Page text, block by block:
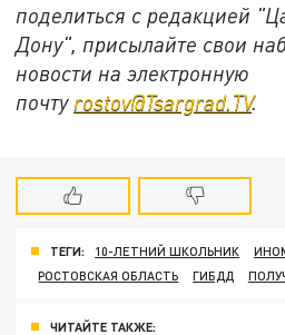
поделиться с редакцией
Дону", присылайте свои
новости на электронную
почту rostov@Tsargrad.ТV.
ТЕГИ: 10-ЛЕТНИЙ ШКОЛЬНИК
РОСТОВСКАЯ ОБЛАСТЬ
ГИБДД
ЧИТАЙТЕ ТАКЖЕ: